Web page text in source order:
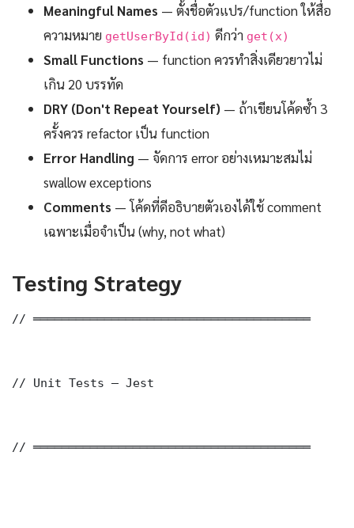
Meaningful Names — ตั้งชื่อตัวแปร/function ให้สื่อ
ความหมาย getUserById(id) ดีกว่า get(x)
Small Functions — function ควรทำสิ่งเดียวยาวไม่
เกิน 20 บรรทัด
DRY (Don't Repeat Yourself) — ถ้าเขียนโค้ดซ้ำ 3
ครั้งควร refactor เป็น function
Error Handling — จัดการ error อย่างเหมาะสมไม่
swallow exceptions
Comments — โค้ดที่ดีอธิบายตัวเองได้ใช้ comment
เฉพาะเมื่อจำเป็น (why, not what)
Testing Strategy
// ═══════════════════════════════════════
// Unit Tests — Jest
// ═══════════════════════════════════════